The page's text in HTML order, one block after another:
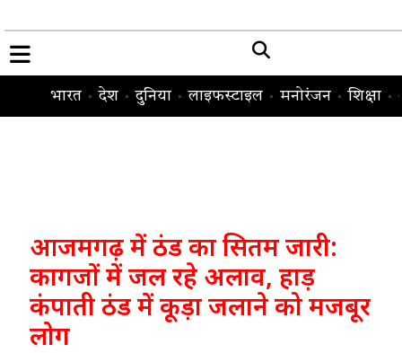
भारत देश दुनिया लाइफस्टाइल मनोरंजन शिक्षा
आजमगढ़ में ठंड का सितम जारी:
कागजों में जल रहे अलाव, हाड़
कंपाती ठंड में कूड़ा जलाने को मजबूर
लोग